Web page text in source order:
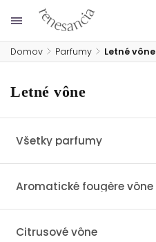
Domov / Parfumy / Letné vône
Letné vône
Všetky parfumy
Aromatické fougère vône
Citrusové vône